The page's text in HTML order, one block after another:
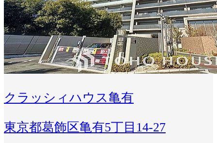
クラッシィハウス亀有
東京都葛飾区亀有5丁目14-27